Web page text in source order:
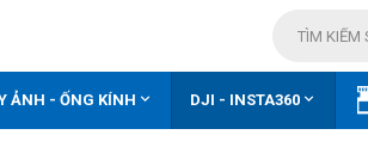
ẢNH - ỐNG KÍNH  DJI - INSTA360 